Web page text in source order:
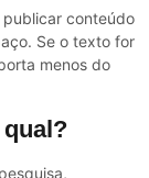
publicar conteúdo
Se o texto for
menos do